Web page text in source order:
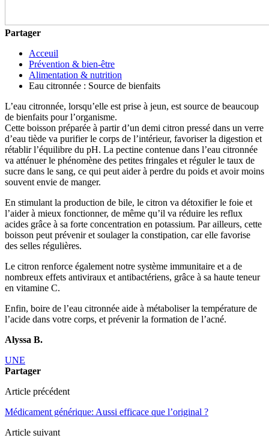
Partager
Acceuil
Prévention & bien-être
Alimentation & nutrition
Eau citronnée : Source de bienfaits
L’eau citronnée, lorsqu’elle est prise à jeun, est source de beaucoup
de bienfaits pour l’organisme.
Cette boisson préparée à partir d’un demi citron pressé dans un verre
d’eau tiède va purifier le corps de l’intérieur, favoriser la digestion et
rétablir l’équilibre du pH. La pectine contenue dans l’eau citronnée
va atténuer le phénomène des petites fringales et réguler le taux de
sucre dans le sang, ce qui peut aider à perdre du poids et avoir moins
souvent envie de manger.
En stimulant la production de bile, le citron va détoxifier le foie et
l’aider à mieux fonctionner, de même qu’il va réduire les reflux
acides grâce à sa forte concentration en potassium. Par ailleurs, cette
boisson peut prévenir et soulager la constipation, car elle favorise
des selles régulières.
Le citron renforce également notre système immunitaire et a de
nombreux effets antiviraux et antibactériens, grâce à sa haute teneur
en vitamine C.
Enfin, boire de l’eau citronnée aide à métaboliser la température de
l’acide dans votre corps, et prévenir la formation de l’acné.
Alyssa B.
UNE
Partager
Article précédent
Médicament générique: Aussi efficace que l’original ?
Article suivant